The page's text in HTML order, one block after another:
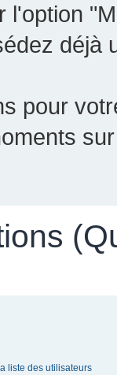
l'option
déjà
pour
liste des utilisateurs